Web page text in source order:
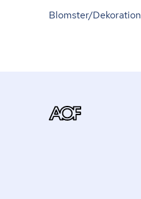
Blomster/Dekoration